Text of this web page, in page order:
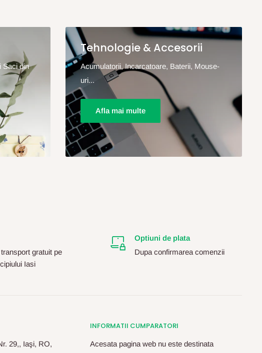
Saci din
Tehnologie & Accesorii
Acumulatorii, Incarcatoare, Baterii, Mouse-
uri...
Afla mai multe
gratuit pe
Iasi
Optiuni de plata
Dupa confirmarea comenzii
29,, Iaşi, RO,
INFORMATII CUMPARATORI
Acesata pagina web nu este destinata